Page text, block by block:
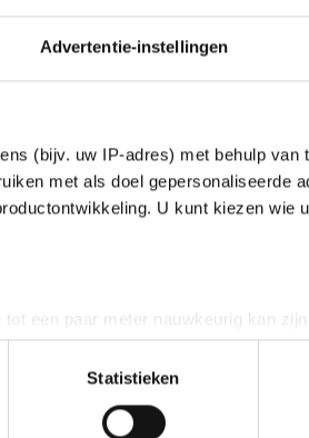
Advertentie-instellingen
(bijv. uw IP-adres) met behulp van
met als doel gepersonaliseerde
U kunt kiezen wie
een paar meter nauwkeurig kan zijn
eigenschappen
en stel uw voorkeuren in het
Statistieken